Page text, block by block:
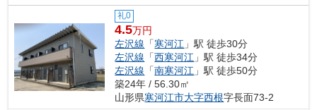
礼0
4.5万円
左沢線 「寒河江 」駅 徒歩30分
左沢線 「西寒河江 」駅 徒歩34分
左沢線 「南寒河江 」駅 徒歩50分
築24年 / 56.30㎡
山形県寒河江市大字西根字長面73-2